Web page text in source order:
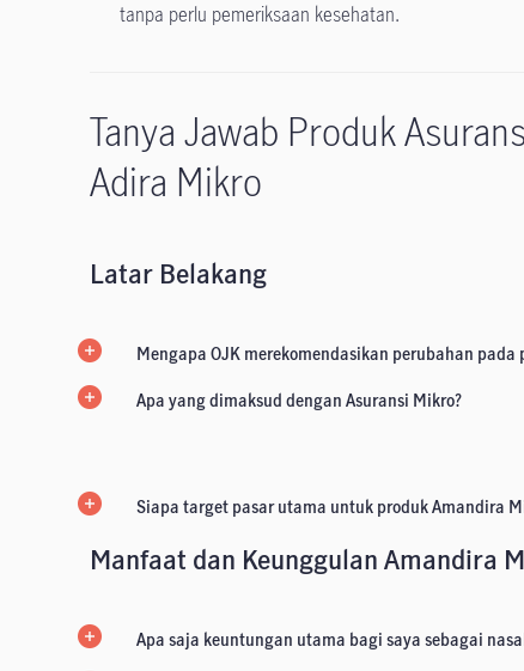
tanpa perlu pemeriksaan kesehatan.
Tanya Jawab Produk
Adira Mikro
Latar Belakang
Mengapa OJK merekomendasikan perubahan pada
Apa yang dimaksud dengan Asuransi Mikro?
Siapa target pasar utama untuk produk Amandira
Manfaat dan Keunggulan Amandira
Apa saja keuntungan utama bagi saya sebagai